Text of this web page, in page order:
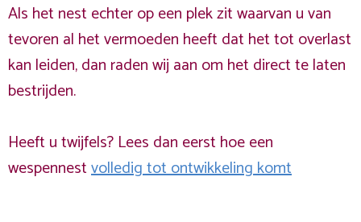
Als het nest echter op een plek zit waarvan u van
tevoren al het vermoeden heeft dat het tot overlast
kan leiden, dan raden wij aan om het direct te laten
bestrijden.
Heeft u twijfels? Lees dan eerst hoe een
wespennestvolledig tot ontwikkeling komt